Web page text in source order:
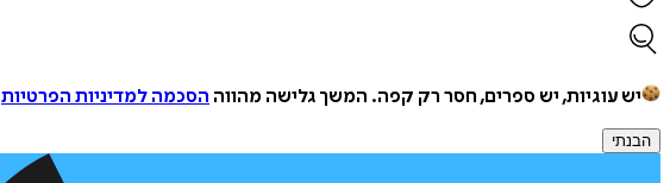
יש עוגיות, יש ספרים, חסר רק קפה. המשך גלישה מהווה הסכמה למדיניות הפרטיות
הבנתי